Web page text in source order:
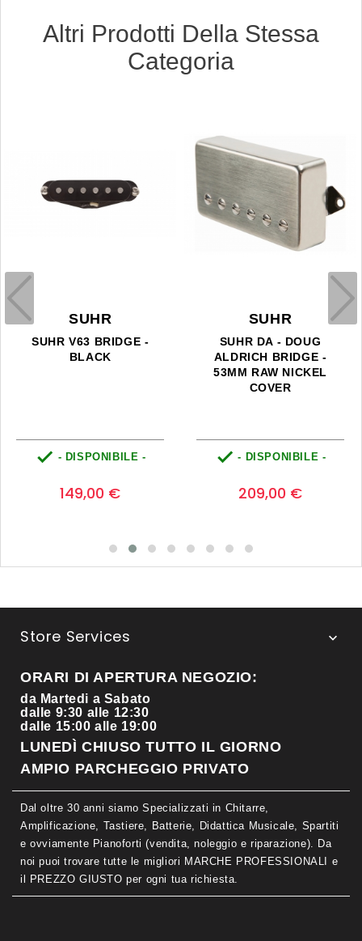
Altri Prodotti Della Stessa
Categoria
SUHR
SUHR V63 BRIDGE -
BLACK
 - DISPONIBILE -
149,00 €
SUHR
SUHR DA - DOUG
ALDRICH BRIDGE -
53MM RAW NICKEL
COVER
 - DISPONIBILE -
209,00 €
Store Services 
ORARI DI APERTURA NEGOZIO:
da Martedi a Sabato
dalle 9:30 alle 12:30
dalle 15:00 alle 19:00
LUNEDÌ CHIUSO TUTTO IL GIORNO
AMPIO PARCHEGGIO PRIVATO
Dal oltre 30 anni siamo Specializzati in Chitarre,
Amplificazione, Tastiere, Batterie, Didattica Musicale, Spartiti
e ovviamente Pianoforti (vendita, noleggio e riparazione). Da
noi puoi trovare tutte le migliori MARCHE PROFESSIONALI e
il PREZZO GIUSTO per ogni tua richiesta.